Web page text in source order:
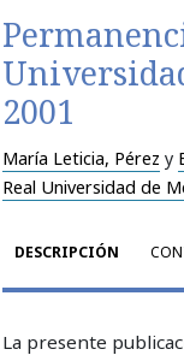
2001
María Leticia, Pérez y
Real Universidad de
DESCRIPCIÓN
La presente